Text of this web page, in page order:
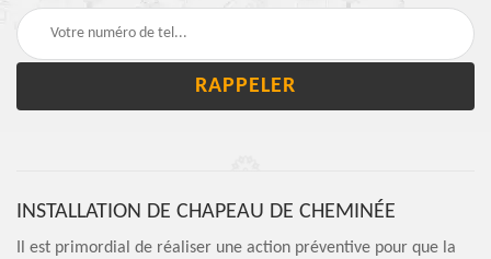
INSTALLATION DE CHAPEAU DE CHEMINÉE
Il est primordial de réaliser une action préventive pour que la